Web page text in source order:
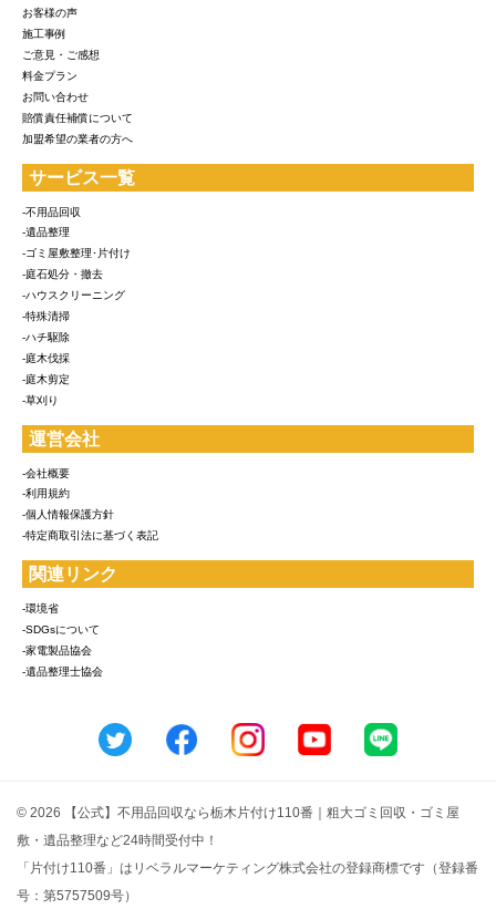
お客様の声
施工事例
ご意見・ご感想
料金プラン
お問い合わせ
賠償責任補償について
加盟希望の業者の方へ
サービス一覧
-不用品回収
-遺品整理
-ゴミ屋敷整理･片付け
-庭石処分・撤去
-ハウスクリーニング
-特殊清掃
-ハチ駆除
-庭木伐採
-庭木剪定
-草刈り
運営会社
-会社概要
-利用規約
-個人情報保護方針
-特定商取引法に基づく表記
関連リンク
-環境省
-SDGsについて
-家電製品協会
-遺品整理士協会
© 2026 【公式】不用品回収なら栃木片付け110番｜粗大ゴミ回収・ゴミ屋
敷・遺品整理など24時間受付中！
「片付け110番」はリベラルマーケティング株式会社の登録商標です（登録番
号：第5757509号）